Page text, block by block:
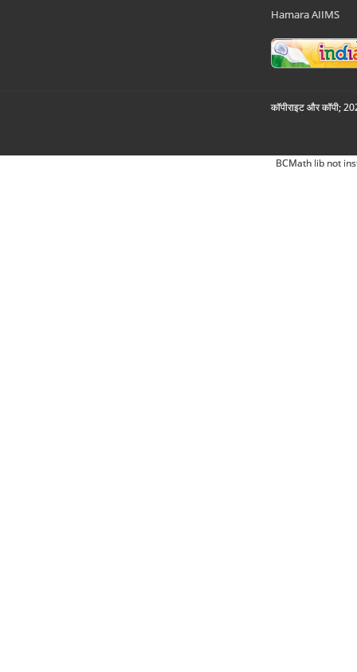
Hamara AIIMS
कॉपीराइट और कॉपी;
BCMath lib not